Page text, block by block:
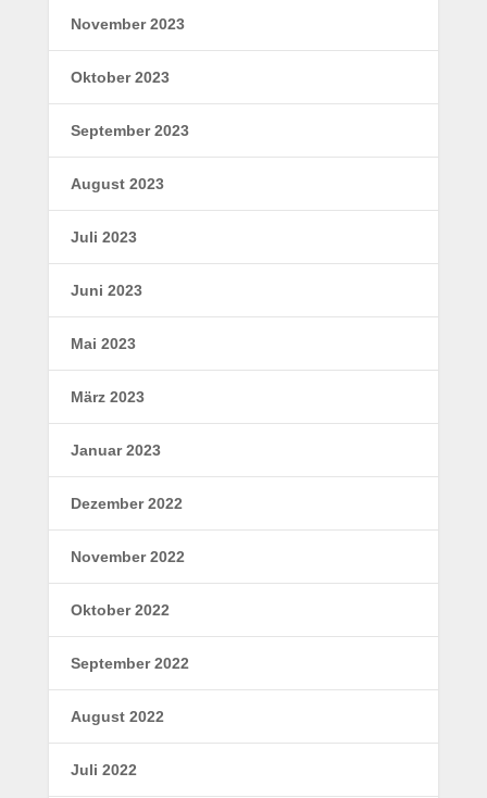
November 2023
Oktober 2023
September 2023
August 2023
Juli 2023
Juni 2023
Mai 2023
März 2023
Januar 2023
Dezember 2022
November 2022
Oktober 2022
September 2022
August 2022
Juli 2022